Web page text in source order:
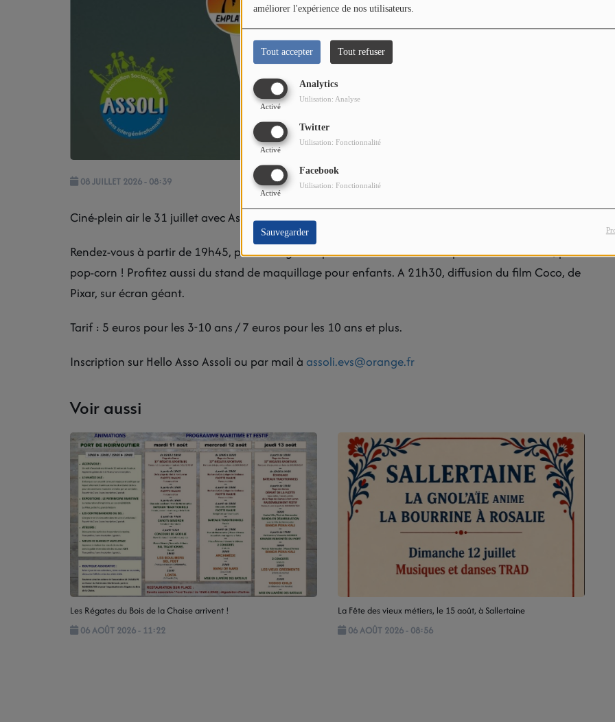
améliorer l'expérience de nos utilisateurs.
Tout accepter Tout refuser
Analytics
Activé
Utilisation: Analyse
Twitter
Activé
Utilisation: Fonctionnalité
Facebook
Activé
Utilisation: Fonctionnalité
Sauvegarder
08 JUILLET 2026 - 08:39
Ciné-plein air le 31 juillet avec Assoli.
Rendez-vous à partir de 19h45, pour manger un petit bout. Au menu : empanadas et tortillas, puis
pop-corn ! Profitez aussi du stand de maquillage pour enfants. A 21h30, diffusion du film Coco, de
Pixar, sur écran géant.
Tarif : 5 euros pour les 3-10 ans / 7 euros pour les 10 ans et plus.
Inscription sur Hello Asso Assoli ou par mail à assoli.evs@orange.fr
Voir aussi
Les Régates du Bois de la Chaise arrivent !
06 AOÛT 2026 - 11:22
La Fête des vieux métiers, le 15 août, à Sallertaine
06 AOÛT 2026 - 08:56